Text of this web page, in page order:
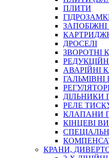
ЧЕРВ`ЯЧНІ
ПРУЖИННІ
НЕЙЛОНОВІ
ПРОРЕЗИНЕНІ
АВТОТОВАРИ
ПЛИТИ
ДРОСЕЛІ
ЗВОРОТНІ
АВАРІЙНІ
ДІЛЬНИКИ
РЕЛЕ
КЛАПАНИ
КІНЦЕВІ
КРАНИ,